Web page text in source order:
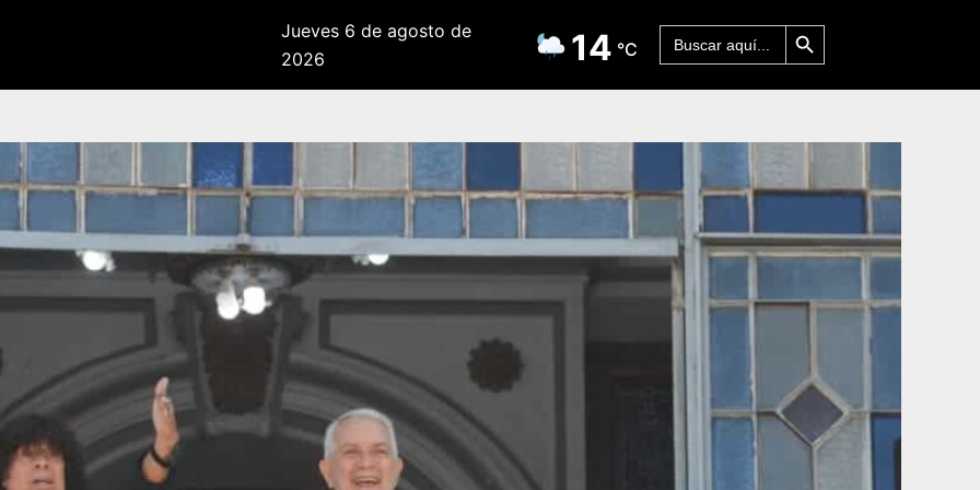
Jueves 6 de agosto de
2026
14 °C
Buscar: Botón de búsqueda